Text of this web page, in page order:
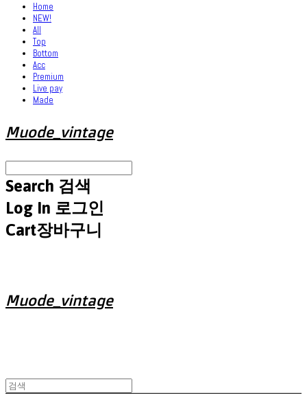
Home
NEW!
All
Top
Bottom
Acc
Premium
Live pay
Made
Muode_vintage
Search 검색
Log In 로그인
Cart장바구니
Muode_vintage